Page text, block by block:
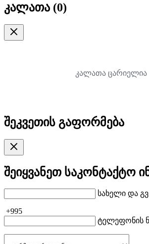
კალათა (0)
კალათა ცარიელია
შეკვეთის გაფორმება
შეიყვანეთ საკონტაქტო
სახელი და
+995
ტელეფონის